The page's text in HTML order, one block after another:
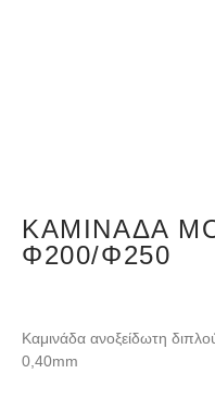
ΚΑΜΙΝΆΔΑ
Φ200/Φ250
Καμινάδα ανοξείδωτη
0,40mm